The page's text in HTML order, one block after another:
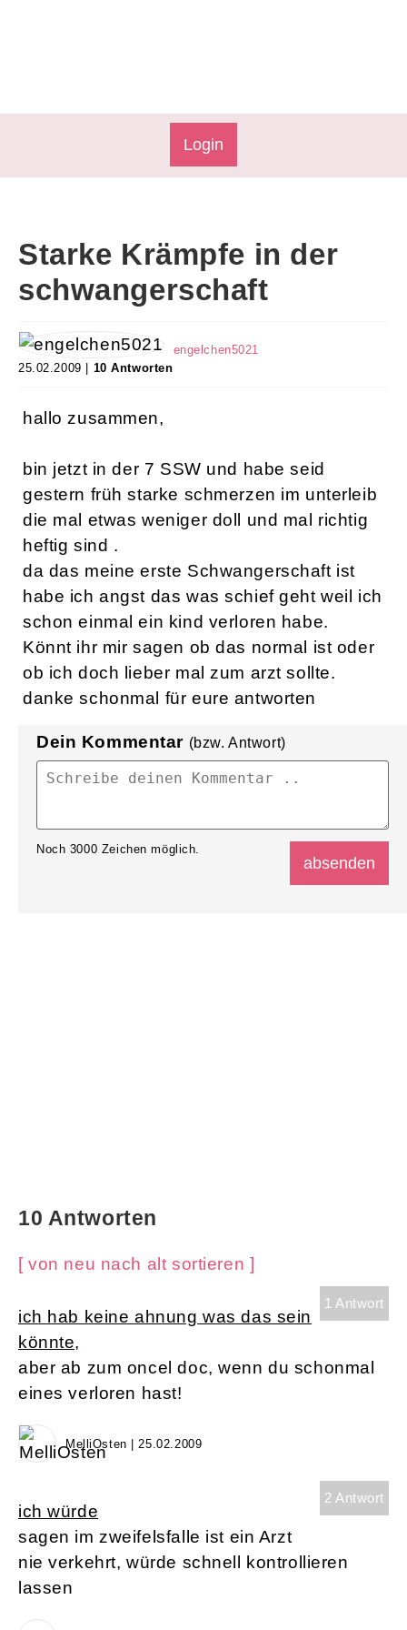
Login
Starke Krämpfe in der
schwangerschaft
engelchen5021
25.02.2009 | 10 Antworten
hallo zusammen,
bin jetzt in der 7 SSW und habe seid
gestern früh starke schmerzen im unterleib
die mal etwas weniger doll und mal richtig
heftig sind .
da das meine erste Schwangerschaft ist
habe ich angst das was schief geht weil ich
schon einmal ein kind verloren habe.
Könnt ihr mir sagen ob das normal ist oder
ob ich doch lieber mal zum arzt sollte.
danke schonmal für eure antworten
Dein Kommentar (bzw. Antwort)
Noch 3000 Zeichen möglich.
10 Antworten
[ von neu nach alt sortieren ]
1 Antwort
ich hab keine ahnung was das sein
könnte,
aber ab zum oncel doc, wenn du schonmal
eines verloren hast!
MelliOsten | 25.02.2009
2 Antwort
ich würde
sagen im zweifelsfalle ist ein Arzt
nie verkehrt, würde schnell kontrollieren
lassen